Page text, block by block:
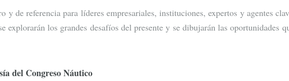
y de referencia para líderes empresariales, instituciones, expertos y agentes
explorarán los grandes desafíos del presente y se dibujarán las oportunidades
del Congreso Náutico